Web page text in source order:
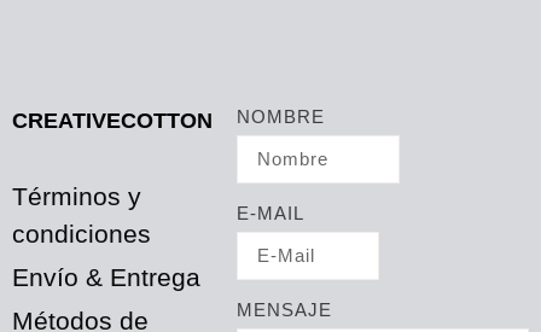
CREATIVECOTTON
Términos y
condiciones
Envío & Entrega
Métodos de
NOMBRE
E-MAIL
MENSAJE